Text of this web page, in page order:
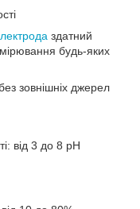
здатний
будь-яких
зовнішніх джерел
від 3 до 8 рН